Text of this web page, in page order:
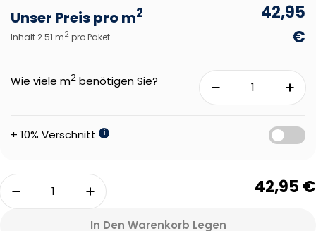
Unser Preis pro m2
Inhalt 2.51 m2 pro Paket.
42,95
€
Wie viele m2 benötigen Sie?
+ 10% Verschnitt i
42,95 €
Menge
Menge Für ROOM5 Ambassador Oak
Menge Für ROOM5 Ambassador
In Den Warenkorb Legen